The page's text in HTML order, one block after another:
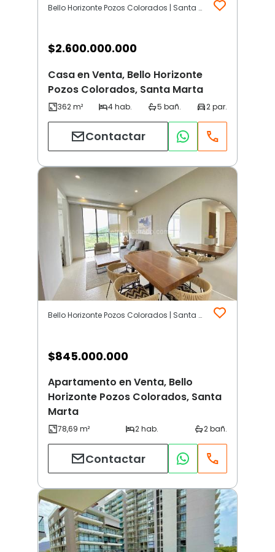
Bello Horizonte Pozos Colorados | Santa Marta
$2.600.000.000
Casa en Venta, Bello Horizonte
Pozos Colorados, Santa Marta
Contactar
Bello Horizonte Pozos Colorados | Santa Marta
$845.000.000
Apartamento en Venta, Bello
Horizonte Pozos Colorados, Santa
Marta
Contactar